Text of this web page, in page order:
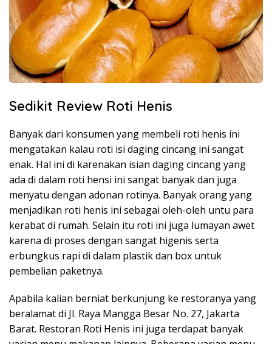
Sedikit Review Roti Henis
Banyak dari konsumen yang membeli roti henis ini
mengatakan kalau roti isi daging cincang ini sangat
enak. Hal ini di karenakan isian daging cincang yang
ada di dalam roti hensi ini sangat banyak dan juga
menyatu dengan adonan rotinya. Banyak orang yang
menjadikan roti henis ini sebagai oleh-oleh untu para
kerabat di rumah. Selain itu roti ini juga lumayan awet
karena di proses dengan sangat higenis serta
erbungkus rapi di dalam plastik dan box untuk
pembelian paketnya.
Apabila kalian berniat berkunjung ke restoranya yang
beralamat di Jl. Raya Mangga Besar No. 27, Jakarta
Barat. Restoran Roti Henis ini juga terdapat banyak